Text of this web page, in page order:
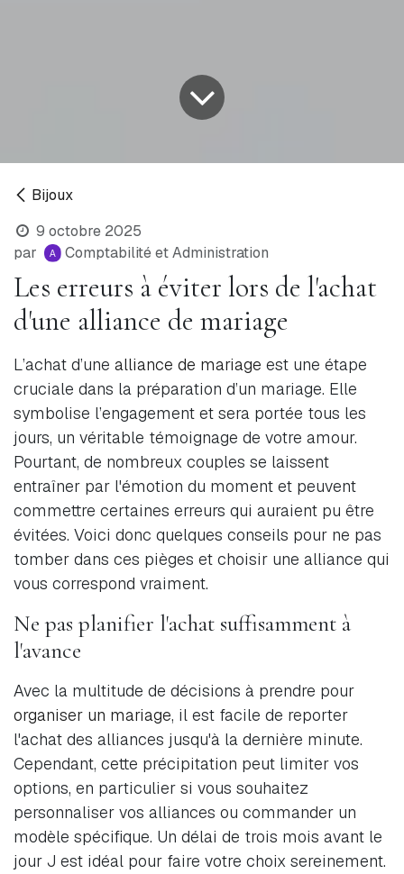
Bijoux
9 octobre 2025
par
Comptabilité et Administration
Les erreurs à éviter lors de l'achat
d'une alliance de mariage
L’achat d’une alliance de mariage est une étape
cruciale dans la préparation d’un mariage. Elle
symbolise l’engagement et sera portée tous les
jours, un véritable témoignage de votre amour.
Pourtant, de nombreux couples se laissent
entraîner par l'émotion du moment et peuvent
commettre certaines erreurs qui auraient pu être
évitées. Voici donc quelques conseils pour ne pas
tomber dans ces pièges et choisir une alliance qui
vous correspond vraiment.
Ne pas planifier l'achat suffisamment à
l'avance
Avec la multitude de décisions à prendre pour
organiser un mariage, il est facile de reporter
l'achat des alliances jusqu'à la dernière minute.
Cependant, cette précipitation peut limiter vos
options, en particulier si vous souhaitez
personnaliser vos alliances ou commander un
modèle spécifique. Un délai de trois mois avant le
jour J est idéal pour faire votre choix sereinement.